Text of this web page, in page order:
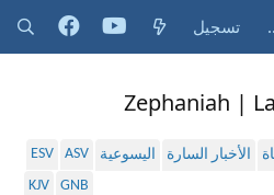
تسجيل
Zephaniah |
الأخبار السارة اليسوعية ASV
ESV
GNB
KJV